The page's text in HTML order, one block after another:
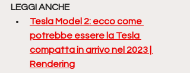
LEGGI ANCHE
Tesla Model 2: ecco come
potrebbe essere la Tesla
compatta in arrivo nel 2023 |
Rendering